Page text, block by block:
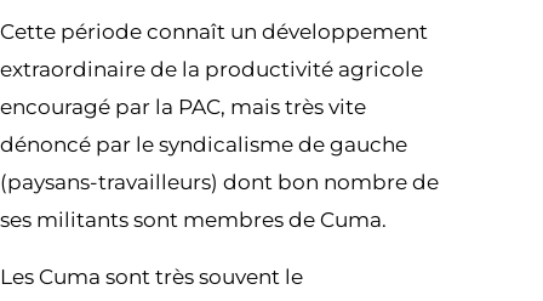
Cette période connaît un développement
extraordinaire de la productivité agricole
encouragé par la PAC, mais très vite
dénoncé par le syndicalisme de gauche
(paysans-travailleurs) dont bon nombre de
ses militants sont membres de Cuma.
Les Cuma sont très souvent le